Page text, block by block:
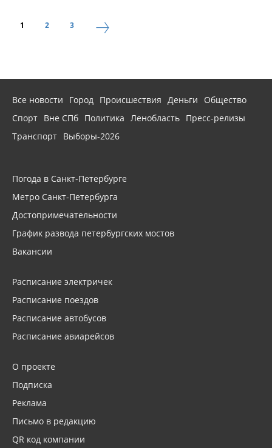
1 2 3
Все новости Город Происшествия Деньги
Общество
Спорт Вне СПб Политика Ленобласть Пресс-релизы
Транспорт Выборы-2026
Погода в Санкт-Петербурге
Метро Санкт-Петербурга
Достопримечательности
График развода петербургских мостов
Вакансии
Расписание электричек
Расписание поездов
Расписание автобусов
Расписание авиарейсов
О проекте
Подписка
Реклама
Письмо в редакцию
QR код компании